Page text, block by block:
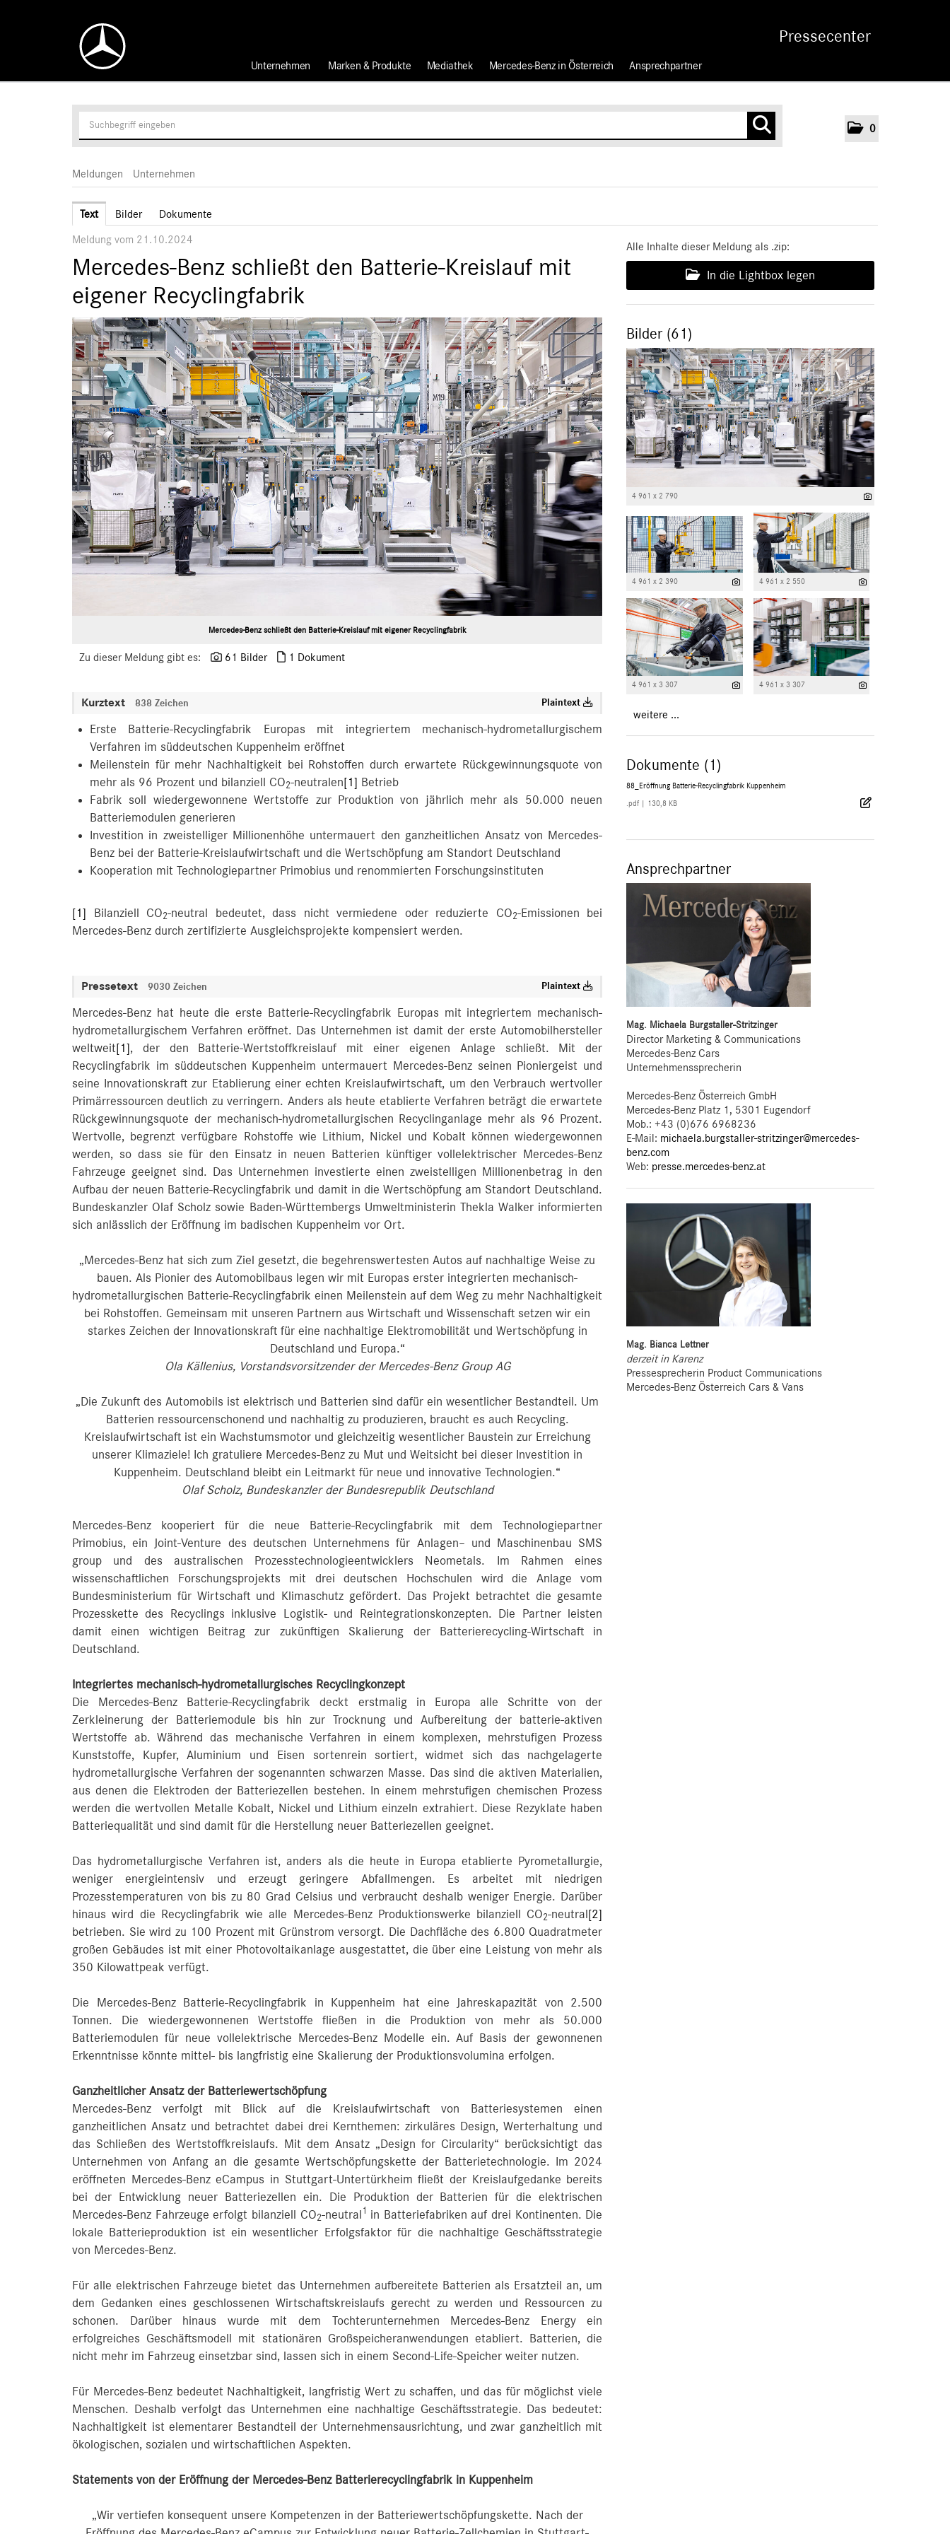
Pressecenter
0
Unternehmen Marken & Produkte Mediathek Mercedes-Benz in Österreich Ansprechpartner
Meldungen Unternehmen
Text Bilder Dokumente
Meldung vom 21.10.2024
Mercedes-Benz schließt den Batterie-Kreislauf mit
eigener Recyclingfabrik
Mercedes-Benz schließt den Batterie-Kreislauf mit eigener Recyclingfabrik
Zu dieser Meldung gibt es: 61 Bilder 1 Dokument
Kurztext 838 Zeichen Plaintext
Erste Batterie-Recyclingfabrik Europas mit integriertem mechanisch-hydrometallurgischem
Verfahren im süddeutschen Kuppenheim eröffnet
Meilenstein für mehr Nachhaltigkeit bei Rohstoffen durch erwartete Rückgewinnungsquote von
mehr als 96 Prozent und bilanziell CO2-neutralen[1] Betrieb
Fabrik soll wiedergewonnene Wertstoffe zur Produktion von jährlich mehr als 50.000 neuen
Batteriemodulen generieren
Investition in zweistelliger Millionenhöhe untermauert den ganzheitlichen Ansatz von Mercedes-
Benz bei der Batterie-Kreislaufwirtschaft und die Wertschöpfung am Standort Deutschland
Kooperation mit Technologiepartner Primobius und renommierten Forschungsinstituten
[1] Bilanziell CO2-neutral bedeutet, dass nicht vermiedene oder reduzierte CO2-Emissionen bei
Mercedes-Benz durch zertifizierte Ausgleichsprojekte kompensiert werden.
Pressetext 9030 Zeichen Plaintext
Mercedes-Benz hat heute die erste Batterie-Recyclingfabrik Europas mit integriertem mechanisch-
hydrometallurgischem Verfahren eröffnet. Das Unternehmen ist damit der erste Automobilhersteller
weltweit[1], der den Batterie-Wertstoffkreislauf mit einer eigenen Anlage schließt. Mit der
Recyclingfabrik im süddeutschen Kuppenheim untermauert Mercedes-Benz seinen Pioniergeist und
seine Innovationskraft zur Etablierung einer echten Kreislaufwirtschaft, um den Verbrauch wertvoller
Primärressourcen deutlich zu verringern. Anders als heute etablierte Verfahren beträgt die erwartete
Rückgewinnungsquote der mechanisch-hydrometallurgischen Recyclinganlage mehr als 96 Prozent.
Wertvolle, begrenzt verfügbare Rohstoffe wie Lithium, Nickel und Kobalt können wiedergewonnen
werden, so dass sie für den Einsatz in neuen Batterien künftiger vollelektrischer Mercedes-Benz
Fahrzeuge geeignet sind. Das Unternehmen investierte einen zweistelligen Millionenbetrag in den
Aufbau der neuen Batterie-Recyclingfabrik und damit in die Wertschöpfung am Standort Deutschland.
Bundeskanzler Olaf Scholz sowie Baden-Württembergs Umweltministerin Thekla Walker informierten
sich anlässlich der Eröffnung im badischen Kuppenheim vor Ort.
„Mercedes-Benz hat sich zum Ziel gesetzt, die begehrenswertesten Autos auf nachhaltige Weise zu
bauen. Als Pionier des Automobilbaus legen wir mit Europas erster integrierten mechanisch-
hydrometallurgischen Batterie-Recyclingfabrik einen Meilenstein auf dem Weg zu mehr Nachhaltigkeit
bei Rohstoffen. Gemeinsam mit unseren Partnern aus Wirtschaft und Wissenschaft setzen wir ein
starkes Zeichen der Innovationskraft für eine nachhaltige Elektromobilität und Wertschöpfung in
Deutschland und Europa.“
Ola Källenius, Vorstandsvorsitzender der Mercedes-Benz Group AG
„Die Zukunft des Automobils ist elektrisch und Batterien sind dafür ein wesentlicher Bestandteil. Um
Batterien ressourcenschonend und nachhaltig zu produzieren, braucht es auch Recycling.
Kreislaufwirtschaft ist ein Wachstumsmotor und gleichzeitig wesentlicher Baustein zur Erreichung
unserer Klimaziele! Ich gratuliere Mercedes-Benz zu Mut und Weitsicht bei dieser Investition in
Kuppenheim. Deutschland bleibt ein Leitmarkt für neue und innovative Technologien.“
Olaf Scholz, Bundeskanzler der Bundesrepublik Deutschland
Mercedes-Benz kooperiert für die neue Batterie-Recyclingfabrik mit dem Technologiepartner
Primobius, ein Joint-Venture des deutschen Unternehmens für Anlagen– und Maschinenbau SMS
group und des australischen Prozesstechnologieentwicklers Neometals. Im Rahmen eines
wissenschaftlichen Forschungsprojekts mit drei deutschen Hochschulen wird die Anlage vom
Bundesministerium für Wirtschaft und Klimaschutz gefördert. Das Projekt betrachtet die gesamte
Prozesskette des Recyclings inklusive Logistik- und Reintegrationskonzepten. Die Partner leisten
damit einen wichtigen Beitrag zur zukünftigen Skalierung der Batterierecycling-Wirtschaft in
Deutschland.
Integriertes mechanisch-hydrometallurgisches Recyclingkonzept
Die Mercedes-Benz Batterie-Recyclingfabrik deckt erstmalig in Europa alle Schritte von der
Zerkleinerung der Batteriemodule bis hin zur Trocknung und Aufbereitung der batterie-aktiven
Wertstoffe ab. Während das mechanische Verfahren in einem komplexen, mehrstufigen Prozess
Kunststoffe, Kupfer, Aluminium und Eisen sortenrein sortiert, widmet sich das nachgelagerte
hydrometallurgische Verfahren der sogenannten schwarzen Masse. Das sind die aktiven Materialien,
aus denen die Elektroden der Batteriezellen bestehen. In einem mehrstufigen chemischen Prozess
werden die wertvollen Metalle Kobalt, Nickel und Lithium einzeln extrahiert. Diese Rezyklate haben
Batteriequalität und sind damit für die Herstellung neuer Batteriezellen geeignet.
Das hydrometallurgische Verfahren ist, anders als die heute in Europa etablierte Pyrometallurgie,
weniger energieintensiv und erzeugt geringere Abfallmengen. Es arbeitet mit niedrigen
Prozesstemperaturen von bis zu 80 Grad Celsius und verbraucht deshalb weniger Energie. Darüber
hinaus wird die Recyclingfabrik wie alle Mercedes-Benz Produktionswerke bilanziell CO2-neutral [2]
betrieben. Sie wird zu 100 Prozent mit Grünstrom versorgt. Die Dachfläche des 6.800 Quadratmeter
großen Gebäudes ist mit einer Photovoltaikanlage ausgestattet, die über eine Leistung von mehr als
350 Kilowattpeak verfügt.
Die Mercedes-Benz Batterie-Recyclingfabrik in Kuppenheim hat eine Jahreskapazität von 2.500
Tonnen. Die wiedergewonnenen Wertstoffe fließen in die Produktion von mehr als 50.000
Batteriemodulen für neue vollelektrische Mercedes-Benz Modelle ein. Auf Basis der gewonnenen
Erkenntnisse könnte mittel- bis langfristig eine Skalierung der Produktionsvolumina erfolgen.
Ganzheitlicher Ansatz der Batteriewertschöpfung
Mercedes-Benz verfolgt mit Blick auf die Kreislaufwirtschaft von Batteriesystemen einen
ganzheitlichen Ansatz und betrachtet dabei drei Kernthemen: zirkuläres Design, Werterhaltung und
das Schließen des Wertstoffkreislaufs. Mit dem Ansatz „Design for Circularity“ berücksichtigt das
Unternehmen von Anfang an die gesamte Wertschöpfungskette der Batterietechnologie. Im 2024
eröffneten Mercedes-Benz eCampus in Stuttgart-Untertürkheim fließt der Kreislaufgedanke bereits
bei der Entwicklung neuer Batteriezellen ein. Die Produktion der Batterien für die elektrischen
Mercedes-Benz Fahrzeuge erfolgt bilanziell CO2-neutral 1
in Batteriefabriken auf drei Kontinenten. Die
lokale Batterieproduktion ist ein wesentlicher Erfolgsfaktor für die nachhaltige Geschäftsstrategie
von Mercedes-Benz.
Für alle elektrischen Fahrzeuge bietet das Unternehmen aufbereitete Batterien als Ersatzteil an, um
dem Gedanken eines geschlossenen Wirtschaftskreislaufs gerecht zu werden und Ressourcen zu
schonen. Darüber hinaus wurde mit dem Tochterunternehmen Mercedes-Benz Energy ein
erfolgreiches Geschäftsmodell mit stationären Großspeicheranwendungen etabliert. Batterien, die
nicht mehr im Fahrzeug einsetzbar sind, lassen sich in einem Second-Life-Speicher weiter nutzen.
Für Mercedes-Benz bedeutet Nachhaltigkeit, langfristig Wert zu schaffen, und das für möglichst viele
Menschen. Deshalb verfolgt das Unternehmen eine nachhaltige Geschäftsstrategie. Das bedeutet:
Nachhaltigkeit ist elementarer Bestandteil der Unternehmensausrichtung, und zwar ganzheitlich mit
ökologischen, sozialen und wirtschaftlichen Aspekten.
Statements von der Eröffnung der Mercedes-Benz Batterierecyclingfabrik in Kuppenheim
„Wir vertiefen konsequent unsere Kompetenzen in der Batteriewertschöpfungskette. Nach der
Alle Inhalte dieser Meldung als .zip:
In die Lightbox legen
Bilder (61)
4 961 x 2 790
4 961 x 2 390 4 961 x 2 550
4 961 x 3 307 4 961 x 3 307
weitere ...
Dokumente (1)
88_Eröffnung Batterie-Recyclingfabrik Kuppenheim
.pdf 130,8 KB
Ansprechpartner
Mag. Michaela Burgstaller-Stritzinger
Director Marketing & Communications
Mercedes-Benz Cars
Unternehmenssprecherin
Mercedes-Benz Österreich GmbH
Mercedes-Benz Platz 1, 5301 Eugendorf
Mob.:+43 (0)676 6968236
E-Mail: michaela.burgstaller-stritzinger@mercedes-
benz.com
Web: presse.mercedes-benz.at
Mag. Bianca Lettner
derzeit in Karenz
Pressesprecherin Product Communications
Mercedes-Benz Österreich Cars & Vans